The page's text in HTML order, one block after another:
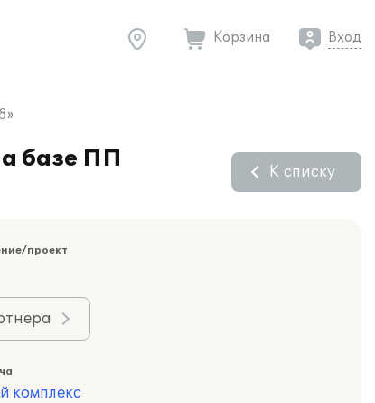
Корзина Вход
базе ПП
К списку
проект
комплекс